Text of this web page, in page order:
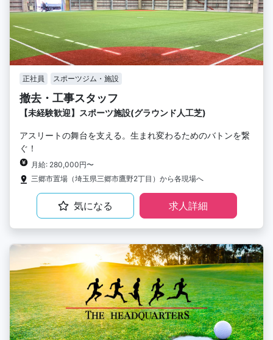
正社員 スポーツジム・施設
撤去・工事スタッフ
【未経験歓迎】スポーツ施設(グラウンド人工芝)
アスリートの舞台を支える。生まれ変わるためのバトンを繋
ぐ！
月給: 280,000円〜
三郷市置場（埼玉県三郷市鷹野2丁目）から各現場へ
気になる 求人詳細